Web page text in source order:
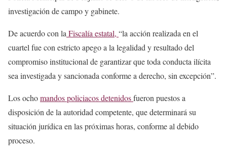
investigación de campo y gabinete.
De acuerdo con la Fiscalía estatal, “la acción realizada en el
cuartel fue con estricto apego a la legalidad y resultado del
compromiso institucional de garantizar que toda conducta ilícita
sea investigada y sancionada conforme a derecho, sin excepción”.
Los ochomandos policiacos detenidosfueron puestos a
disposición de la autoridad competente, que determinará su
situación jurídica en las próximas horas, conforme al debido
proceso.